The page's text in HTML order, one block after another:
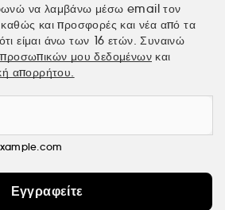
να λαμβάνω μέσω email τον
και προσφορές και νέα από τα
είμαι άνω των 16 ετών. Συναινώ
μου δεδομένων και
απορρήτου.
Εγγραφείτε